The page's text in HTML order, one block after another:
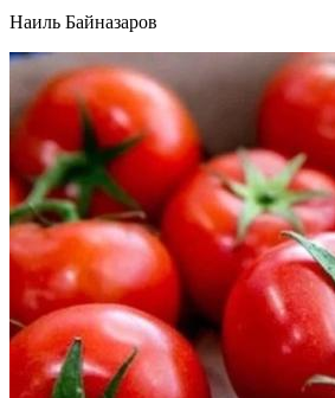
Наиль Байназаров